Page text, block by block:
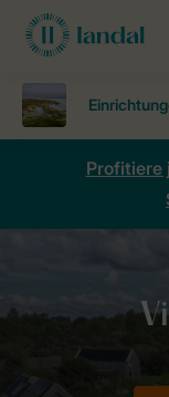
Profitiere